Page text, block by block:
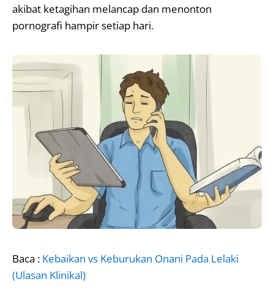
akibat ketagihan melancap dan menonton
pornografi hampir setiap hari.
Baca : Kebaikan vs Keburukan Onani Pada Lelaki
(Ulasan Klinikal)